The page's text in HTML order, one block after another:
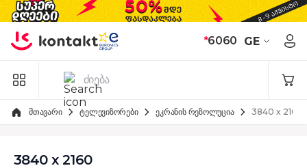
Skip to Content
*6060 GE
მთავარი ტელევიზორები ეკრანის რეზოლუცია 3840 x 2160
3840 x 2160